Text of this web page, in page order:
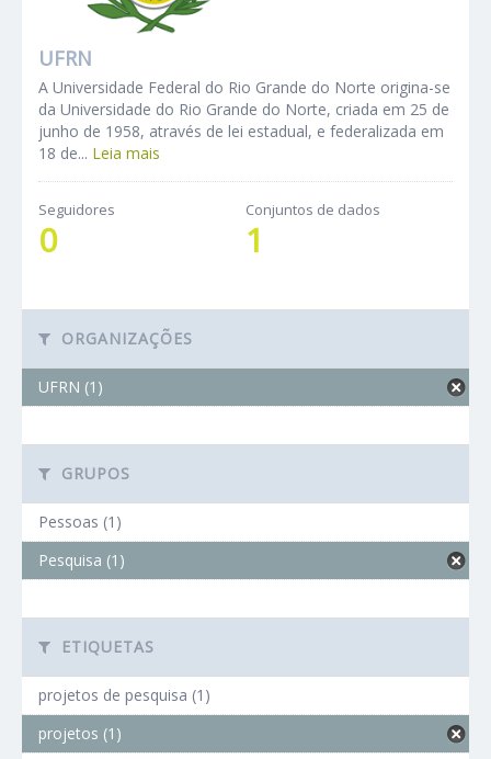
UFRN
A Universidade Federal do Rio Grande do Norte origina-se
da Universidade do Rio Grande do Norte, criada em 25 de
junho de 1958, através de lei estadual, e federalizada em
18 de... Leia mais
Seguidores
0
Conjuntos de dados
1
ORGANIZAÇÕES
UFRN (1)
GRUPOS
Pessoas (1)
Pesquisa (1)
ETIQUETAS
projetos de pesquisa (1)
projetos (1)